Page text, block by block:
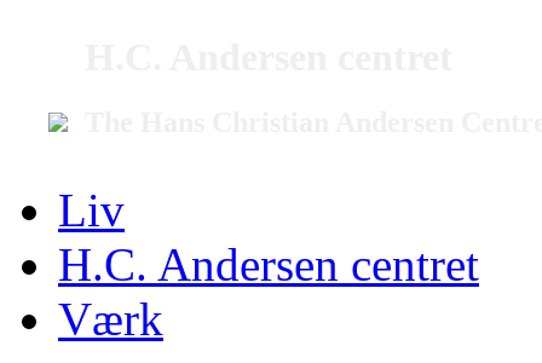
Liv
H.C. Andersen centret
Værk